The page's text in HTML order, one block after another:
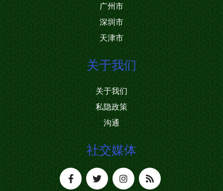
广州市
深圳市
天津市
关于我们
关于我们
私隐政策
沟通
社交媒体